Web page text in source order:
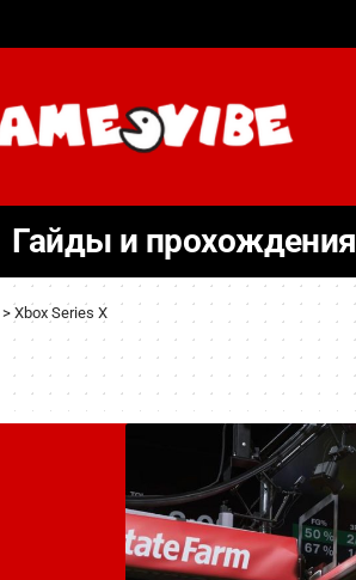
Гайды и прохождения
> Xbox Series X